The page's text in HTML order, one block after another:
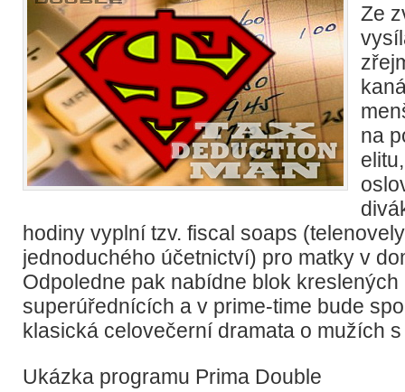
Ze
na
hodiny vyplní tzv. fiscal soaps
jednoduchého účetnictví) pro matky v
Odpoledne pak nabídne blok kreslených
superúřednících a v prime-time bude
klasická celovečerní dramata o mužích
Ukázka programu Prima Double